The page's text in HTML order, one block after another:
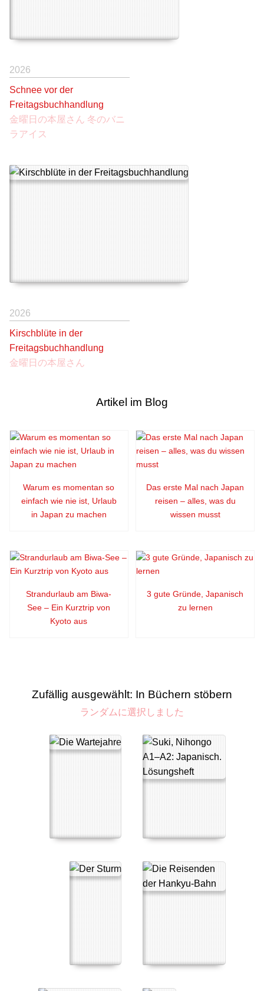
2026
Schnee vor der
Freitagsbuchhandlung
金曜日の本屋さん 冬のバニ
ラアイス
2026
Kirschblüte in der
Freitagsbuchhandlung
金曜日の本屋さん
Artikel im Blog
Warum es momentan so
einfach wie nie ist, Urlaub
in Japan zu machen
Das erste Mal nach Japan
reisen – alles, was du
wissen musst
Strandurlaub am Biwa-
See – Ein Kurztrip von
Kyoto aus
3 gute Gründe, Japanisch
zu lernen
Zufällig ausgewählt: In Büchern stöbern
ランダムに選択しました